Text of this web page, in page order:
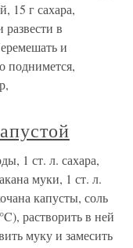
15 г сахара,
в
и
поднимется,
1 ст. л. сахара,
муки, 1 ст. л.
капусты, соль
растворить в ней
муку и замесить